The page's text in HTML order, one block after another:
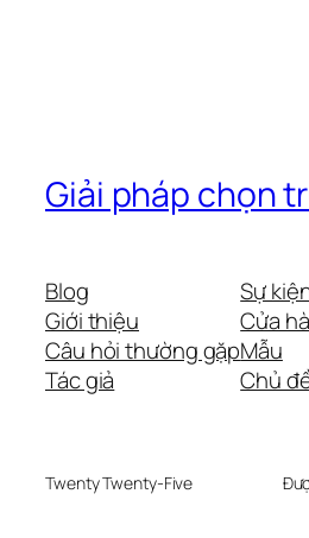
Giải pháp chọn
Blog
Giới thiệu
Câu hỏi thường gặp
Tác giả
Sự
Cửa
Mẫu
Chủ
Twenty Twenty-Five